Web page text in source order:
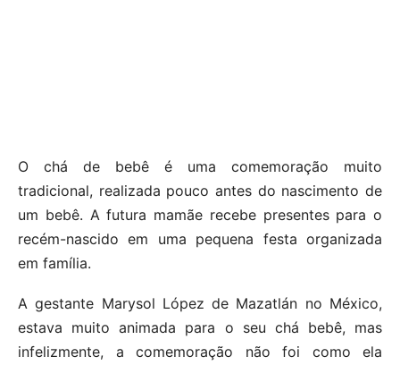
O chá de bebê é uma comemoração muito
tradicional, realizada pouco antes do nascimento de
um bebê. A futura mamãe recebe presentes para o
recém-nascido em uma pequena festa organizada
em família.
A gestante Marysol López de Mazatlán no México,
estava muito animada para o seu chá bebê, mas
infelizmente, a comemoração não foi como ela